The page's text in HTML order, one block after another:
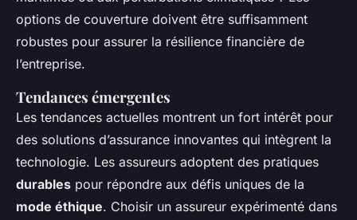
options de couverture doivent être suffisamment
robustes pour assurer la résilience financière de
l’entreprise.
Tendances émergentes
Les tendances actuelles montrent un fort intérêt pour
des solutions d’assurance innovantes qui intègrent la
technologie. Les assureurs adoptent des pratiques
durables pour répondre aux défis uniques de la
mode éthique. Choisir un assureur expérimenté dans